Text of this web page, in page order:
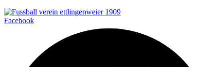
Facebook